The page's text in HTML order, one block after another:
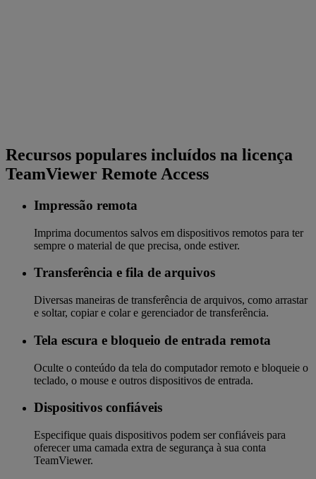
Recursos populares incluídos na licença
TeamViewer Remote Access
Impressão remota
Imprima documentos salvos em dispositivos remotos para ter
sempre o material de que precisa, onde estiver.
Transferência e fila de arquivos
Diversas maneiras de transferência de arquivos, como arrastar
e soltar, copiar e colar e gerenciador de transferência.
Tela escura e bloqueio de entrada remota
Oculte o conteúdo da tela do computador remoto e bloqueie o
teclado, o mouse e outros dispositivos de entrada.
Dispositivos confiáveis
Especifique quais dispositivos podem ser confiáveis para
oferecer uma camada extra de segurança à sua conta
TeamViewer.